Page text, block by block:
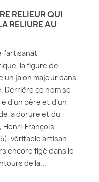
RELIEUR QUI
RELIURE AU
la figure de
un jalon majeur dans
Derrière ce nom se
d’un père et d’un
la dorure et du
Henri-François-
véritable artisan
encore figé dans le
de la...